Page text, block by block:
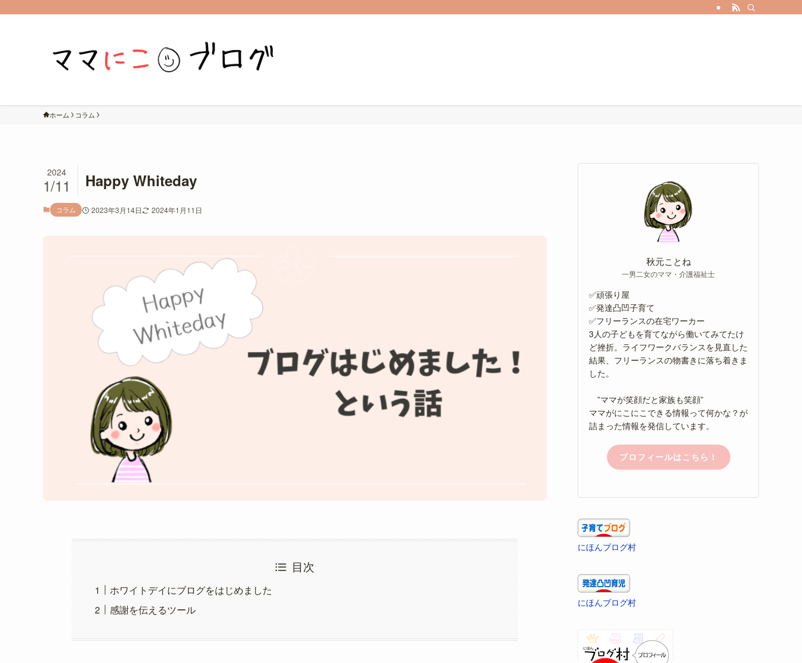
ホーム コラム
Happy Whiteday
2024
1/11
コラム 2023年3月14日 2024年1月11日
目次
ホワイトデイにブログをはじめました
感謝を伝えるツール
秋元ことね
一男二女のママ・介護福祉士
✅頑張り屋
✅発達凸凹子育て
✅フリーランスの在宅ワーカー
3人の子どもを育てながら働いてみてたけ
ど挫折。ライフワークバランスを見直した
結果、フリーランスの物書きに落ち着きま
した。
”ママが笑顔だと家族も笑顔”
ママがにこにこできる情報って何かな？が
詰まった情報を発信しています。
プロフィールはこちら！
にほんブログ村
にほんブログ村